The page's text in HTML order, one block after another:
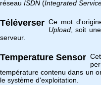
réseau ISDN (Integrated
Téléverser Ce mot
Upload , soit
serveur.
Temperature Sensor
température contenu dans un
le système d'exploitation.